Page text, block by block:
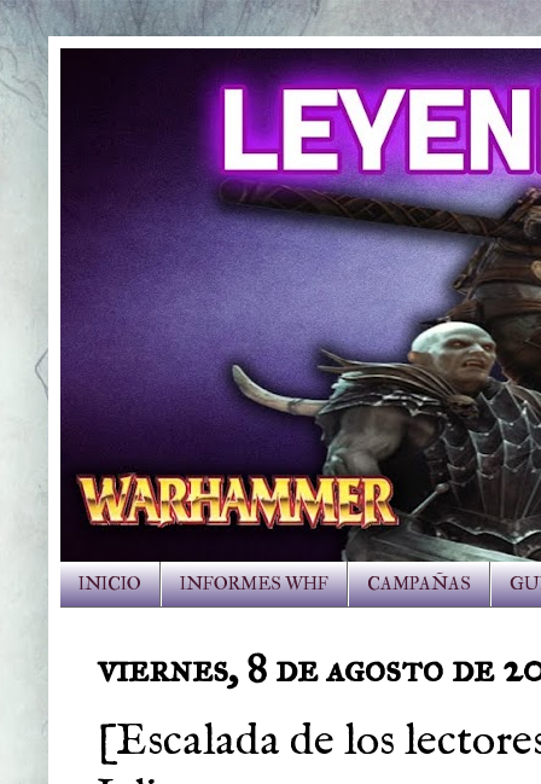
INICIO INFORMES WHF CAMPAÑAS
viernes, 8 de agosto de
[Escalada de los